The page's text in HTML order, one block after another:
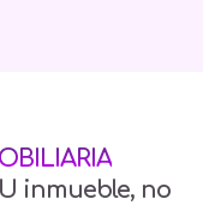
inmueble, no